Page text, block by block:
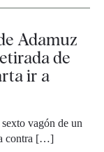
Adamuz
de
ir a
sexto vagón de un
contra […]